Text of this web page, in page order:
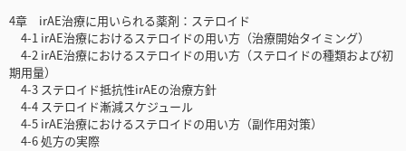
4章 irAE治療に用いられる薬剤：ステロイド
4-1 irAE治療におけるステロイドの用い方（治療開始タイミング）
4-2 irAE治療におけるステロイドの用い方（ステロイドの種類および初
期用量）
4-3 ステロイド抵抗性irAEの治療方針
4-4 ステロイド漸減スケジュール
4-5 irAE治療におけるステロイドの用い方（副作用対策）
4-6 処方の実際